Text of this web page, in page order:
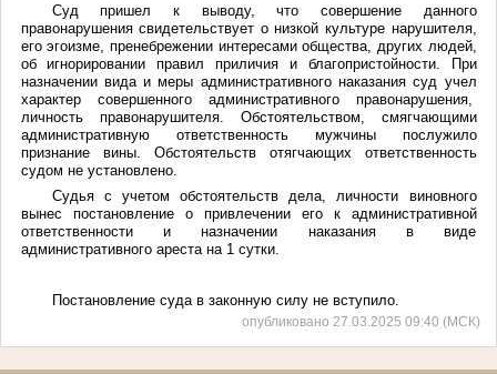
Суд пришел к выводу, что совершение данного
правонарушения свидетельствует о низкой культуре нарушителя,
его эгоизме, пренебрежении интересами общества, других людей,
об игнорировании правил приличия и благопристойности. При
назначении вида и меры административного наказания суд учел
характер совершенного административного правонарушения,
личность правонарушителя. Обстоятельством, смягчающими
административную ответственность мужчины послужило
признание вины. Обстоятельств отягчающих ответственность
судом не установлено.
Судья с учетом обстоятельств дела, личности виновного
вынес постановление о привлечении его к административной
ответственности и назначении наказания в виде
административного ареста на 1 сутки.
Постановление суда в законную силу не вступило.
опубликовано 27.03.2025 09:40 (МСК)